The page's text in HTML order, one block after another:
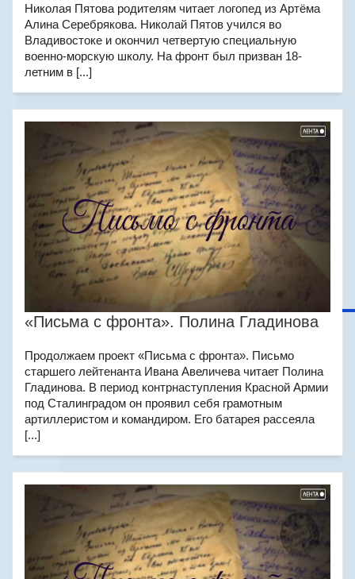
Николая Пятова родителям читает логопед из Артёма
Алина Серебрякова. Николай Пятов учился во
Владивостоке и окончил четвертую специальную
военно-морскую школу. На фронт был призван 18-
летним в [...]
«Письма с фронта». Полина Гладинова
Продолжаем проект «Письма с фронта». Письмо
старшего лейтенанта Ивана Авеличева читает Полина
Гладинова. В период контрнаступления Красной Армии
под Сталинградом он проявил себя грамотным
артиллеристом и командиром. Его батарея рассеяла
[...]